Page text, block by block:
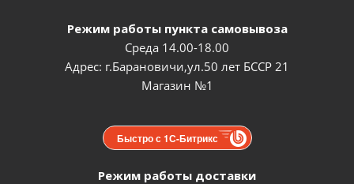
Режим работы пункта самовывоза
Среда 14.00-18.00
Адрес: г.Барановичи,ул.50 лет БССР 21
Магазин №1
Быстро с 1С-Битрикс
Режим работы доставки